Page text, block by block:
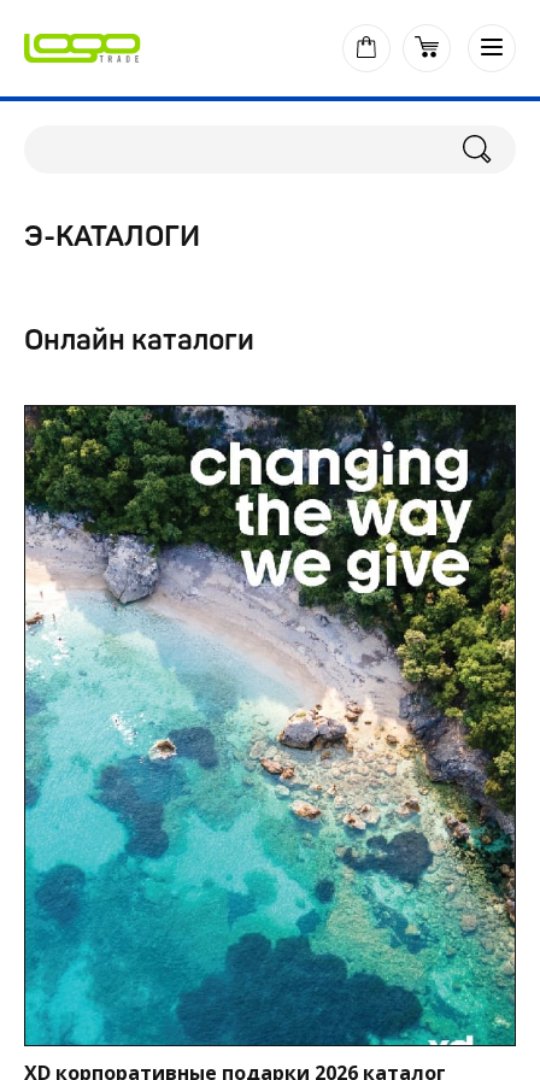
Э-КАТАЛОГИ
Онлайн каталоги
XD корпоративные подарки 2026 каталог